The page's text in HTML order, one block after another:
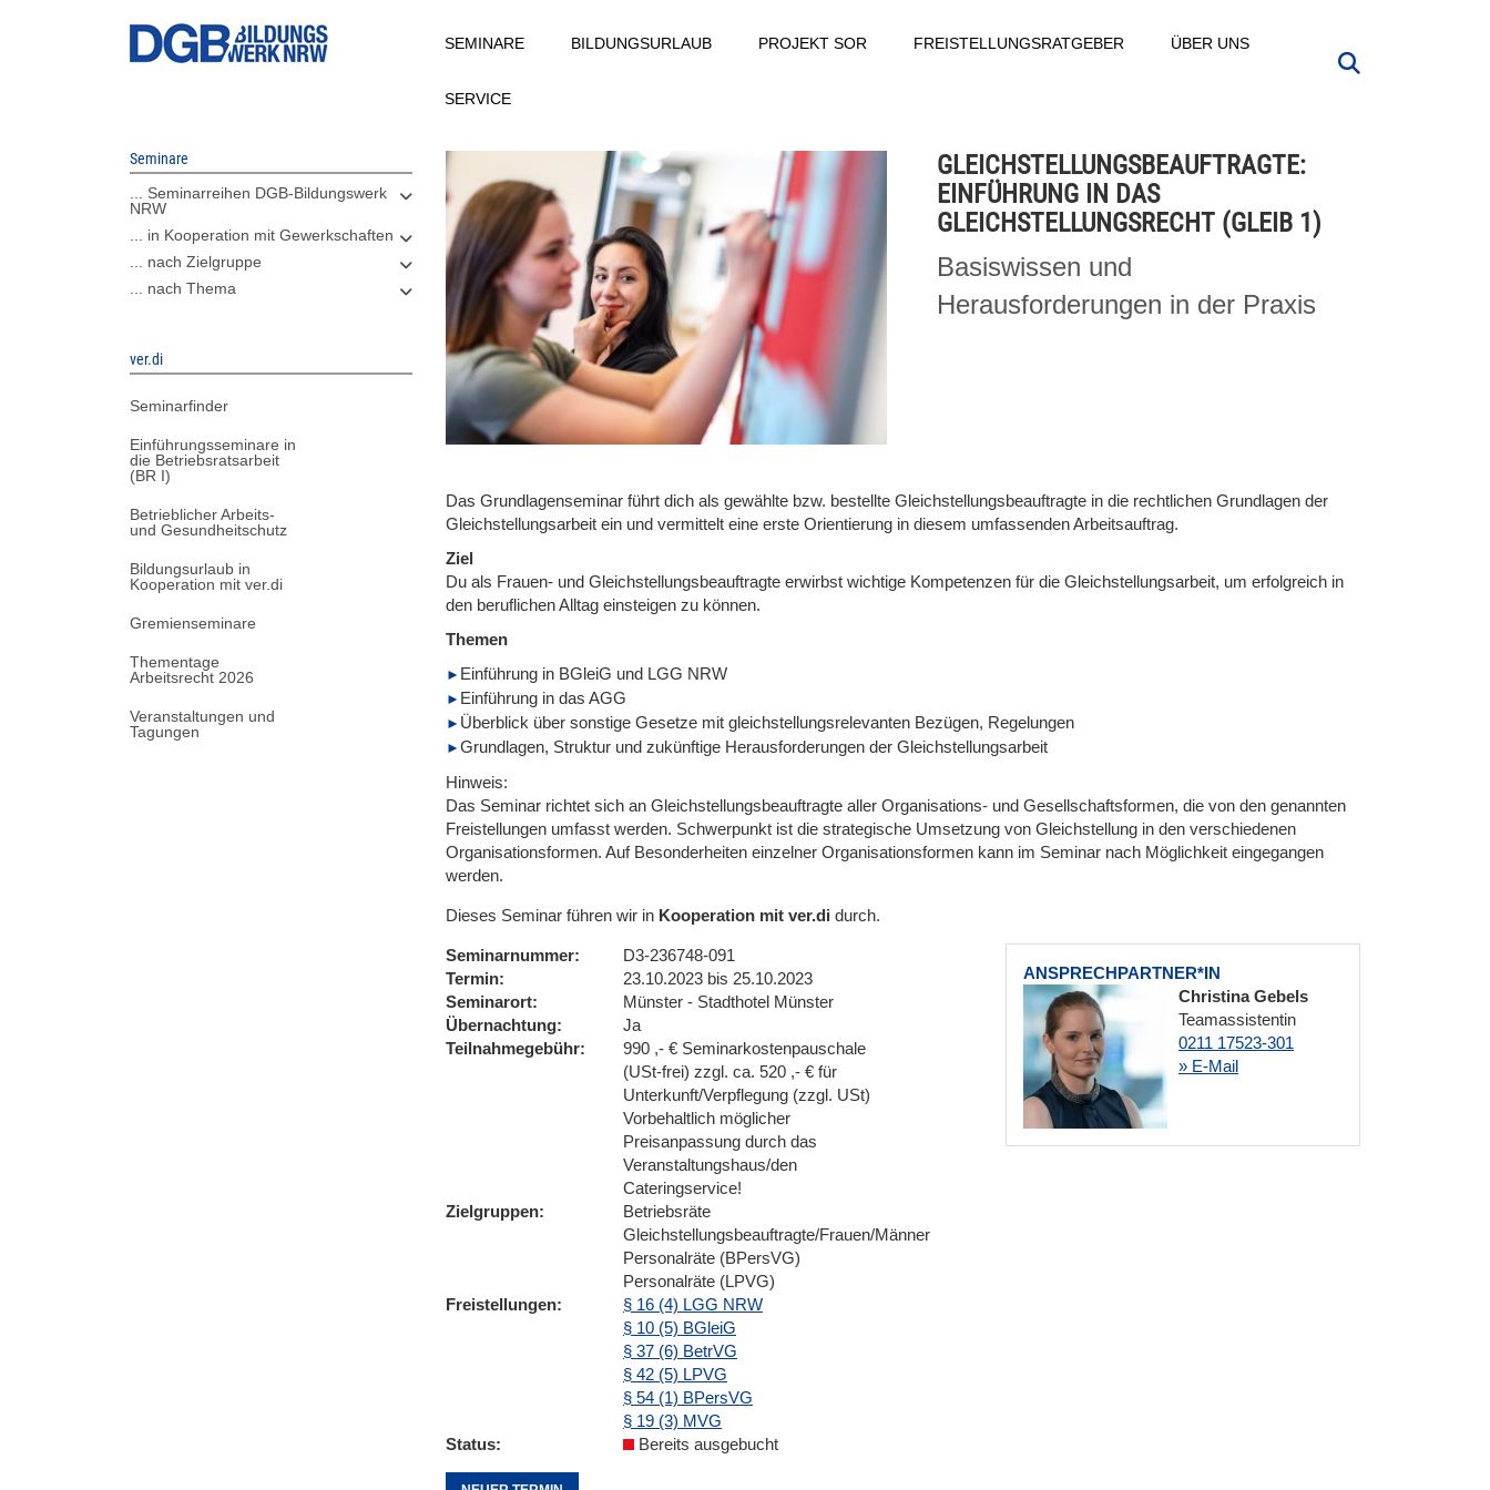
SEMINARE BILDUNGSURLAUB PROJEKT SOR FREISTELLUNGSRATGEBER ÜBER UNS
SERVICE
Seminare
... Seminarreihen DGB-Bildungswerk
NRW
... in Kooperation mit Gewerkschaften
... nach Zielgruppe
... nach Thema
ver.di
Seminarfinder
Einführungsseminare in
die Betriebsratsarbeit
(BR I)
Betrieblicher Arbeits-
und Gesundheitschutz
Bildungsurlaub in
Kooperation mit ver.di
Gremienseminare
Thementage
Arbeitsrecht 2026
Veranstaltungen und
Tagungen
GLEICHSTELLUNGSBEAUFTRAGTE:
EINFÜHRUNG IN DAS
GLEICHSTELLUNGSRECHT (GLEIB 1)
Basiswissen und
Herausforderungen in der Praxis
Das Grundlagenseminar führt dich als gewählte bzw. bestellte Gleichstellungsbeauftragte in die rechtlichen Grundlagen der
Gleichstellungsarbeit ein und vermittelt eine erste Orientierung in diesem umfassenden Arbeitsauftrag.
Ziel
Du als Frauen- und Gleichstellungsbeauf­tragte erwirbst wichtige Kompetenzen für die Gleichstellungsarbeit, um erfolgreich in
den beruflichen Alltag einsteigen zu können.
Themen
Einführung in BGleiG und LGG NRW
Einführung in das AGG
Überblick über sonstige Gesetze mit gleichstellungsrelevanten Bezügen, Regelungen
Grundlagen, Struktur und zukünftige Herausforderungen der Gleichstellungsarbeit
Hinweis:
Das Seminar richtet sich an Gleichstellungsbeauf­tragte aller Organisations- und Gesellschaftsformen, die von den genannten
Freistellungen umfasst werden. Schwerpunkt ist die strategische Umsetzung von Gleichstellung in den verschiedenen
Organisationsformen. Auf Besonderheiten einzelner Organisationsformen kann im Seminar nach Möglichkeit eingegangen
werden.
Dieses Seminar führen wir in Kooperation mit ver.di durch.
ANSPRECHPARTNER*IN
Christina Gebels
Teamassistentin
0211 17523-301
» E-Mail
Seminarnummer
D3-236748-091
Termin
23.10.2023 bis 25.10.2023
Seminarort
Münster - Stadthotel Münster
Übernachtung
Ja
Teilnahmegebühr
990 ,- € Seminarkostenpauschale
(USt-frei) zzgl. ca. 520 ,- € für
Unterkunft/Verpflegung (zzgl. USt)
Vorbehaltlich möglicher
Preisanpassung durch das
Veranstaltungshaus/den
Cateringservice!
Zielgruppen
Betriebsräte
Gleichstellungsbeauftragte/Frauen/Männer
Personalräte (BPersVG)
Personalräte (LPVG)
Freistellungen
§ 16 (4) LGG NRW
§ 10 (5) BGleiG
§ 37 (6) BetrVG
§ 42 (5) LPVG
§ 54 (1) BPersVG
§ 19 (3) MVG
Status
Bereits ausgebucht